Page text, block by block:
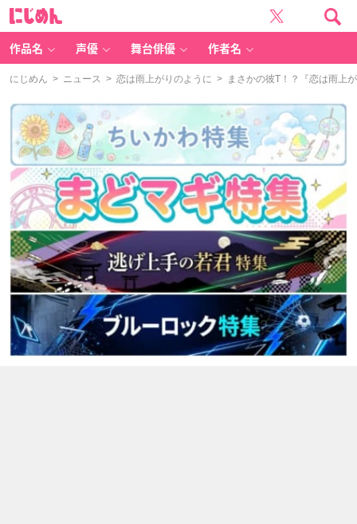
作品名 声優 舞台俳優 作者名
にじめん > ニュース > 恋は雨上がりのように > まさかの彼T！？『恋は雨上